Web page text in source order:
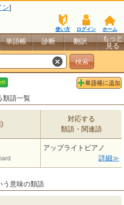
ン]
ホーム
ログイン
使い方
単語帳 診断 翻訳
もっと
見る
類語一覧
対応する
類語・関連語
アップライトピアノ
詳細
う意味の類語